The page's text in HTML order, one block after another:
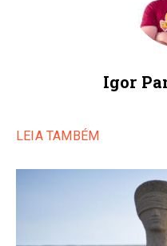
Igor
LEIA TAMBÉM